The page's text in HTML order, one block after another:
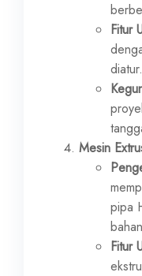
Fitur
diatur.
Mesin
pipa
Fitur